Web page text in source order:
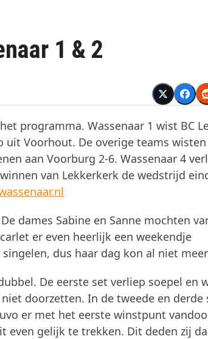
1 & 2
programma. Wassenaar 1 wist BC
uit Voorhout. De overige teams wisten
aan Voorburg 2-6. Wassenaar 4
van Lekkerkerk de wedstrijd
dames Sabine en Sanne mochten
er even heerlijk een weekendje
dus haar dag kon al niet
De eerste set verliep soepel en
doorzetten. In de tweede en derde
er met het eerste winstpunt
even gelijk te trekken. Dit deden zij